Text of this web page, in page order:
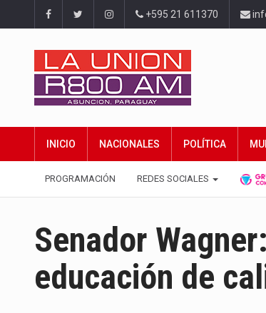
+595 21 611370
INICIO NACIONALES POLÍTICA
PROGRAMACIÓN REDES SOCIALES
Senador
educación de